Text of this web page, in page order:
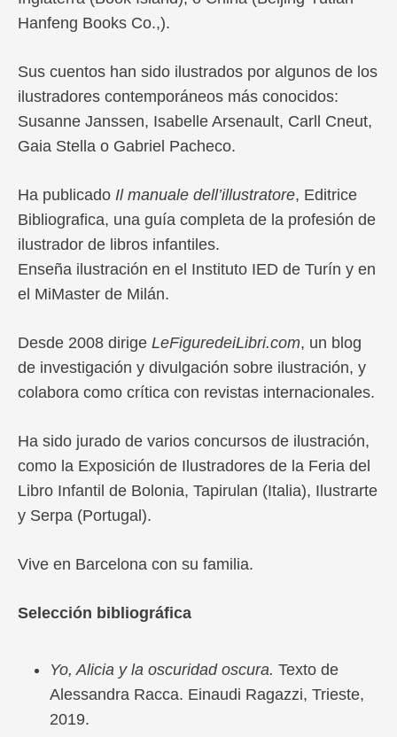
Hanfeng Books Co.,).
Sus cuentos han sido ilustrados por algunos de los
ilustradores contemporáneos más conocidos:
Susanne Janssen, Isabelle Arsenault, Carll Cneut,
Gaia Stella o Gabriel Pacheco.
Ha publicado Il manuale dell’illustratore, Editrice
Bibliografica, una guía completa de la profesión de
ilustrador de libros infantiles.
Enseña ilustración en el Instituto IED de Turín y en
el MiMaster de Milán.
Desde 2008 dirige LeFiguredeiLibri.com, un blog
de investigación y divulgación sobre ilustración, y
colabora como crítica con revistas internacionales.
Ha sido jurado de varios concursos de ilustración,
como la Exposición de Ilustradores de la Feria del
Libro Infantil de Bolonia, Tapirulan (Italia), Ilustrarte
y Serpa (Portugal).
Vive en Barcelona con su familia.
Selección bibliográfica
Yo, Alicia y la oscuridad oscura. Texto de
Alessandra Racca. Einaudi Ragazzi, Trieste,
2019.